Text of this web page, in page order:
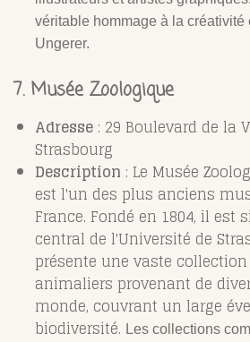
véritable hommage à la créativité
Ungerer.
7. Musée Zoologique
Adresse : 29 Boulevard de la
Strasbourg
Description : Le Musée
est l'un des plus anciens
France. Fondé en 1804, il est
central de l'Université de
présente une vaste
animaliers provenant de
monde, couvrant un large
biodiversité. Les collections